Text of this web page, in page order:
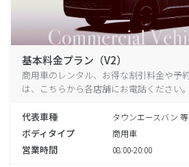
基本料金プラン（V2）
商用車のレンタル、お得な割引料金や予
は、こちらから各店舗にお電話ください。
代表車種 タウンエースバン 等
ボディタイプ 商用車
営業時間 08:00-20:00